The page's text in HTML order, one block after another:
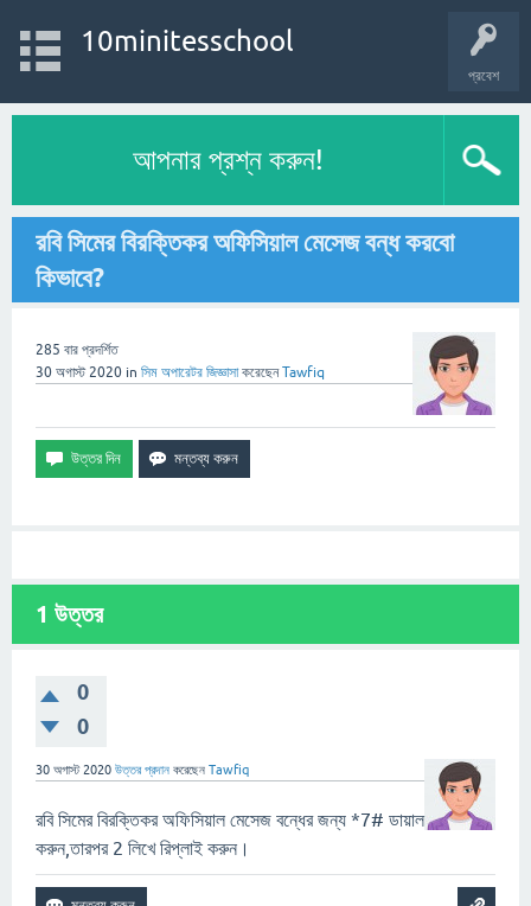
প্রবেশ
10minitesschool
আপনার প্রশ্ন করুন!
রবি সিমের বিরক্তিকর অফিসিয়াল মেসেজ বন্ধ করবো
কিভাবে?
285 বার প্রদর্শিত
30 অগাস্ট 2020 in সিম অপারেটর জিজ্ঞাসা করেছেনTawfiq
1 উত্তর
0
0
30 অগাস্ট 2020 উত্তর প্রদান করেছেন Tawfiq
রবি সিমের বিরক্তিকর অফিসিয়াল মেসেজ বন্ধের জন্য *7# ডায়াল
করুন,তারপর 2 লিখে রিপ্লাই করুন।